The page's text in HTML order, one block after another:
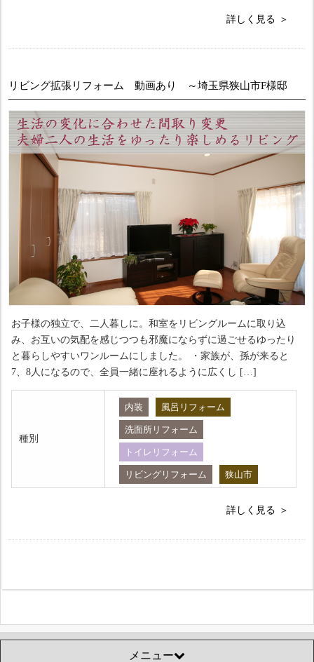
詳しく見る
リビング拡張リフォーム 動画あり ～埼玉県狭山市F様邸
お子様の独立で、二人暮しに。和室をリビングルームに取り込
み、お互いの気配を感じつつも邪魔にならずに過ごせるゆったり
と暮らしやすいワンルームにしました。 ・家族が、孫が来ると
7、8人になるので、全員一緒に座れるように広くし […]
種別
内装 風呂リフォーム
洗面所リフォーム
トイレリフォーム
リビングリフォーム 狭山市
詳しく見る
メニュー